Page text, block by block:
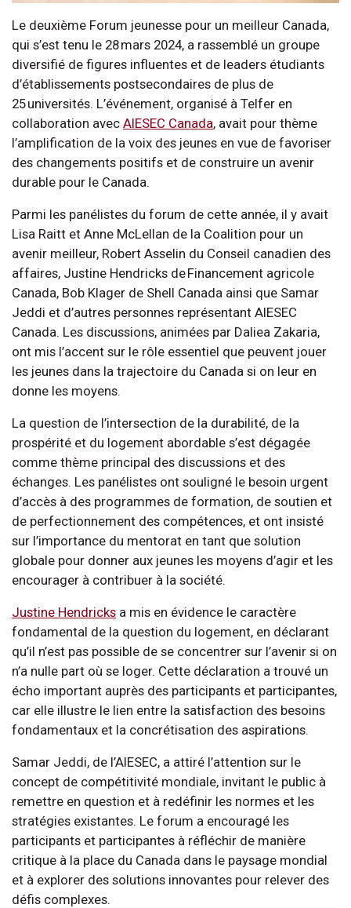
Le deuxième Forum jeunesse pour un meilleur Canada,
qui s’est tenu le 28 mars 2024, a rassemblé un groupe
diversifié de figures influentes et de leaders étudiants
d’établissements postsecondaires de plus de
25 universités. L’événement, organisé à Telfer en
collaboration avec AIESEC Canada, avait pour thème
l’amplification de la voix des jeunes en vue de favoriser
des changements positifs et de construire un avenir
durable pour le Canada.
Parmi les panélistes du forum de cette année, il y avait
Lisa Raitt et Anne McLellan de la Coalition pour un
avenir meilleur, Robert Asselin du Conseil canadien des
affaires, Justine Hendricks de Financement agricole
Canada, Bob Klager de Shell Canada ainsi que Samar
Jeddi et d’autres personnes représentant AIESEC
Canada. Les discussions, animées par Daliea Zakaria,
ont mis l’accent sur le rôle essentiel que peuvent jouer
les jeunes dans la trajectoire du Canada si on leur en
donne les moyens.
La question de l’intersection de la durabilité, de la
prospérité et du logement abordable s’est dégagée
comme thème principal des discussions et des
échanges. Les panélistes ont souligné le besoin urgent
d’accès à des programmes de formation, de soutien et
de perfectionnement des compétences, et ont insisté
sur l’importance du mentorat en tant que solution
globale pour donner aux jeunes les moyens d’agir et les
encourager à contribuer à la société.
Justine Hendricks a mis en évidence le caractère
fondamental de la question du logement, en déclarant
qu’il n’est pas possible de se concentrer sur l’avenir si on
n’a nulle part où se loger. Cette déclaration a trouvé un
écho important auprès des participants et participantes,
car elle illustre le lien entre la satisfaction des besoins
fondamentaux et la concrétisation des aspirations.
Samar Jeddi, de l’AIESEC, a attiré l’attention sur le
concept de compétitivité mondiale, invitant le public à
remettre en question et à redéfinir les normes et les
stratégies existantes. Le forum a encouragé les
participants et participantes à réfléchir de manière
critique à la place du Canada dans le paysage mondial
et à explorer des solutions innovantes pour relever des
défis complexes.